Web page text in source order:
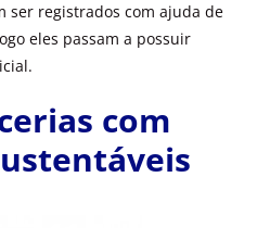
ser registrados com ajuda de
eles passam a possuir
com